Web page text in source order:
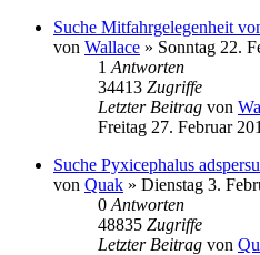
Suche Mitfahrgelegenheit
von Wallace » Sonntag 22.
1 Antworten
34413 Zugriffe
Letzter Beitrag von
Freitag 27. Februar
Suche Pyxicephalus
von Quak » Dienstag 3.
0 Antworten
48835 Zugriffe
Letzter Beitrag von